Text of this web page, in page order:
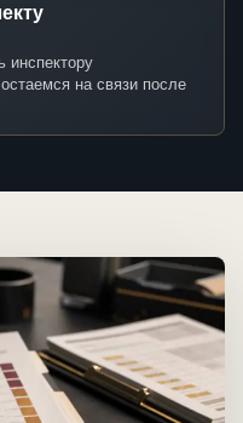
инспектору
на связи после